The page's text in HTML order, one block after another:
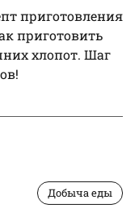
приготовления
приготовить
хлопот. Шаг
Добыча еды